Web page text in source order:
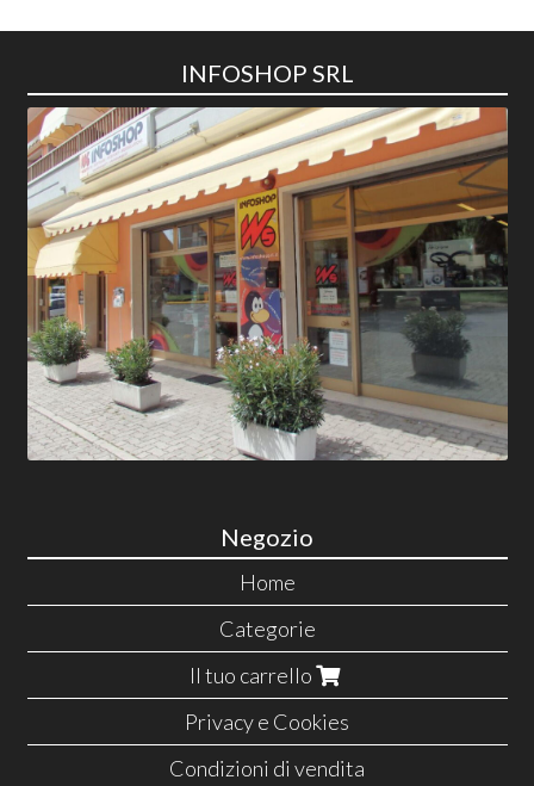
INFOSHOP SRL
Negozio
Home
Categorie
Il tuo carrello
Privacy e Cookies
Condizioni di vendita